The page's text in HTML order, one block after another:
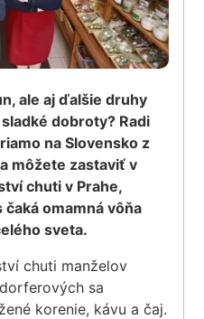
ale aj ďalšie druhy
dobroty? Radi
na Slovensko z
môžete zastaviť v
chuti v Prahe,
čaká omamná vôňa
sveta.
chuti manželov
sa
korenie, kávu a čaj.